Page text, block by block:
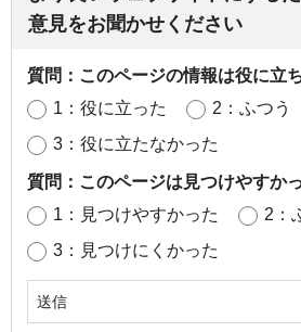
意見をお聞かせください
質問：このページの情報は役に立
1：役に立った
2：ふつう
3：役に立たなかった
質問：このページは見つけやすか
1：見つけやすかった
2：
3：見つけにくかった